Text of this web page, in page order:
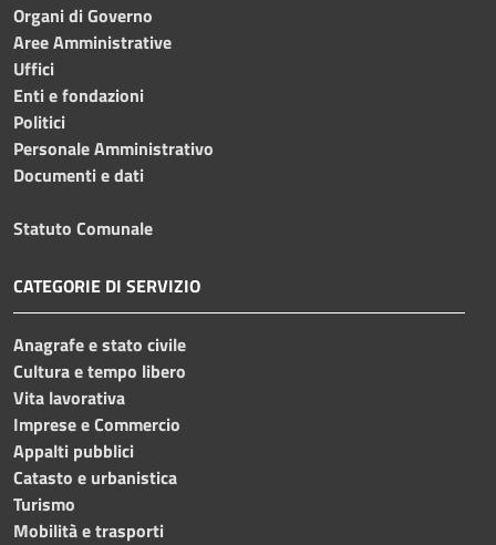
Organi di Governo
Aree Amministrative
Uffici
Enti e fondazioni
Politici
Personale Amministrativo
Documenti e dati
Statuto Comunale
CATEGORIE DI SERVIZIO
Anagrafe e stato civile
Cultura e tempo libero
Vita lavorativa
Imprese e Commercio
Appalti pubblici
Catasto e urbanistica
Turismo
Mobilità e trasporti